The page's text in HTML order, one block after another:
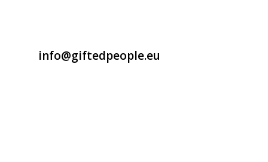
info@giftedpeople.eu